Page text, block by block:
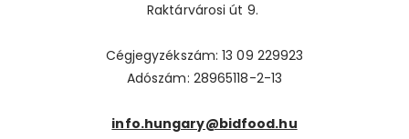
Raktárvárosi út 9.
Cégjegyzékszám: 13 09 229923
Adószám: 28965118-2-13
info.hungary@bidfood.hu